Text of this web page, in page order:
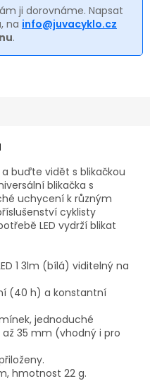
ji dorovnáme. Napsat
, na info@juvacyklo.cz
.
buďte vidět s blikačkou
blikačka s
uchycení k různým
cyklisty
LED vydrží blikat
1 3lm (bílá) viditelný na
(40 h) a konstantní
jednoduché
35 mm (vhodný i pro
hmotnost 22 g.